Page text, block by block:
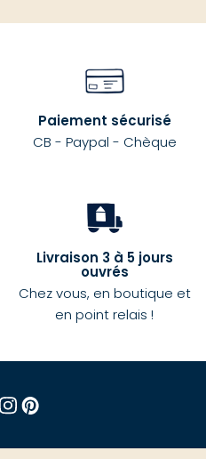
Paiement sécurisé
CB - Paypal - Chèque
Livraison 3 à 5 jours
ouvrés
Chez vous, en boutique et
en point relais !